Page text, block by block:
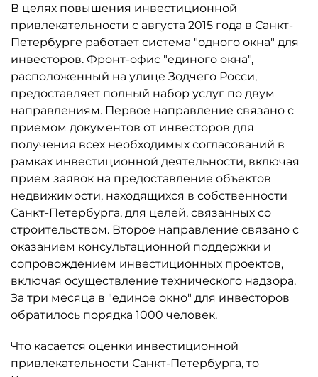
В целях повышения инвестиционной
привлекательности с августа 2015 года в Санкт-
Петербурге работает система "одного окна" для
инвесторов. Фронт-офис "единого окна",
расположенный на улице Зодчего Росси,
предоставляет полный набор услуг по двум
направлениям. Первое направление связано с
приемом документов от инвесторов для
получения всех необходимых согласований в
рамках инвестиционной деятельности, включая
прием заявок на предоставление объектов
недвижимости, находящихся в собственности
Санкт-Петербурга, для целей, связанных со
строительством. Второе направление связано с
оказанием консультационной поддержки и
сопровождением инвестиционных проектов,
включая осуществление технического надзора.
За три месяца в "единое окно" для инвесторов
обратилось порядка 1000 человек.
Что касается оценки инвестиционной
привлекательности Санкт-Петербурга, то